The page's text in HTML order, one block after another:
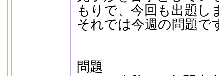
もりで、今回も出題し
それでは今週の問題で
問題